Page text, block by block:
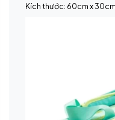
Kích thước: 60cm x